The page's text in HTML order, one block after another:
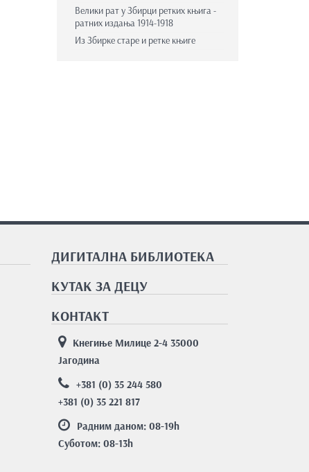
Велики рат у Збирци ретких књига -
ратних издања 1914-1918
Из Збирке старе и ретке књиге
ДИГИТАЛНА БИБЛИОТЕКА
КУТАК ЗА ДЕЦУ
КОНТАКТ
Кнегиње Милице 2-4 35000
Јагодина
+381 (0) 35 244 580
+381 (0) 35 221 817
Радним даном: 08-19h
Суботом: 08-13h